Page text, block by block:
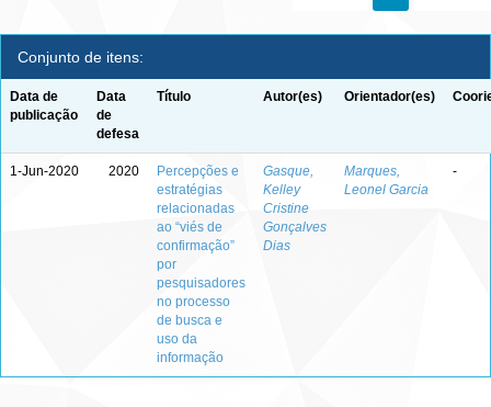
Conjunto de itens:
Data de
publicação
Data
de
defesa
Título Autor(es) Orientador(es)
1-Jun-2020 2020
Percepções e
estratégias
relacionadas
ao “viés de
confirmação”
por
pesquisadores
no processo
de busca e
uso da
informação
Gasque,
Kelley
Cristine
Gonçalves
Dias
Marques,
Leonel Garcia
-